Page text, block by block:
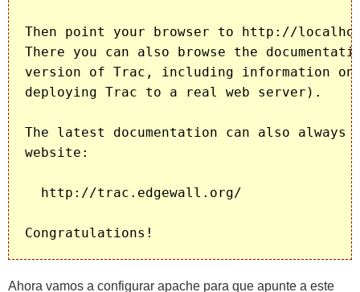
Then point your browser to http://
There you can also browse the
version of Trac, including information
deploying Trac to a real web server).
The latest documentation can also
website:
  http://trac.edgewall.org/
Ahora vamos a configurar apache para que apunte a este